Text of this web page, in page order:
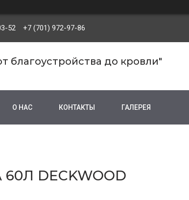
52 +7 (701) 972-97-86
благоустройства до кровли"
О НАС КОНТАКТЫ ГАЛЕРЕЯ
DECKWOOD